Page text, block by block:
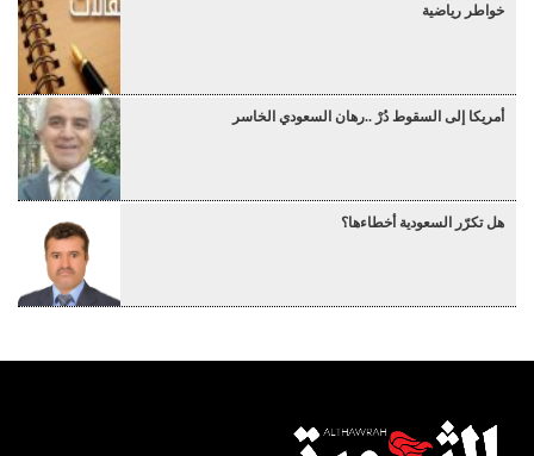
خواطر رياضية
أمريكا إلى السقوط دُرْ ..رهان السعودي الخاسر
هل تكرّر السعودية أخطاءها؟